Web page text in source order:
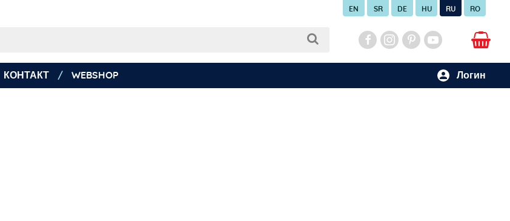
EN SR DE HU RU RO
КОНТАКТ WEBSHOP Логин